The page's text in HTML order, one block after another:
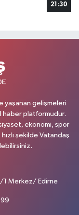
21:30
yaşanan gelişmeleri
haber platformudur.
ekonomi, spor
şekilde Vatandaş
1 Merkez/ Edirne